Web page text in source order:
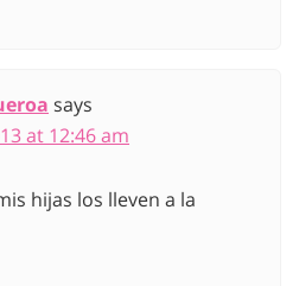
says
at 12:46 am
hijas los lleven a la